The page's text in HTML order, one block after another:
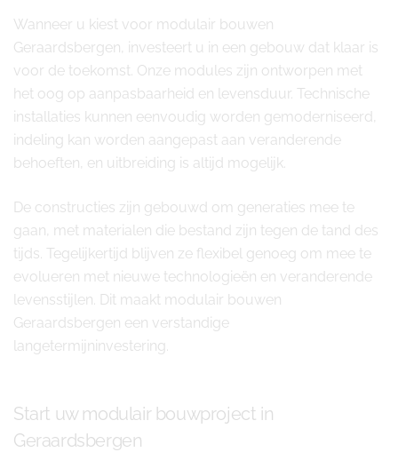
Wanneer u kiest voor modulair bouwen
Geraardsbergen, investeert u in een gebouw dat klaar is
voor de toekomst. Onze modules zijn ontworpen met
het oog op aanpasbaarheid en levensduur. Technische
installaties kunnen eenvoudig worden gemoderniseerd,
indeling kan worden aangepast aan veranderende
behoeften, en uitbreiding is altijd mogelijk.
De constructies zijn gebouwd om generaties mee te
gaan, met materialen die bestand zijn tegen de tand des
tijds. Tegelijkertijd blijven ze flexibel genoeg om mee te
evolueren met nieuwe technologieën en veranderende
levensstijlen. Dit maakt modulair bouwen
Geraardsbergen een verstandige
langetermijninvestering.
Start uw modulair bouwproject in
Geraardsbergen